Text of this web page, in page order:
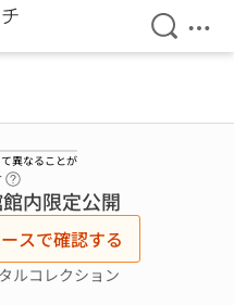
検索を
メ
異なることが
内限定公開
スで確認する
ルコレクション